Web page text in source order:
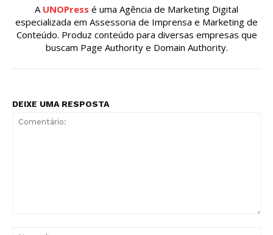
A UNOPress é uma Agência de Marketing Digital
especializada em Assessoria de Imprensa e Marketing de
Conteúdo. Produz conteúdo para diversas empresas que
buscam Page Authority e Domain Authority.
DEIXE UMA RESPOSTA